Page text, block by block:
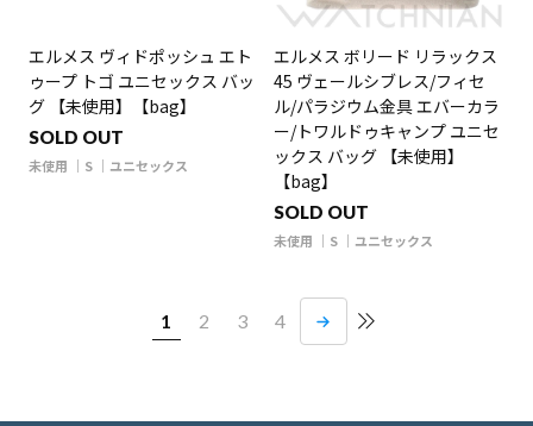
エルメス ヴィドポッシュ エト
ゥープ トゴ ユニセックス バッ
グ 【未使用】【bag】
SOLD OUT
未使用 S ユニセックス
エルメス ボリード リラックス
45 ヴェールシブレス/フィセ
ル/パラジウム金具 エバーカラ
ー/トワルドゥキャンプ ユニセ
ックス バッグ 【未使用】
【bag】
SOLD OUT
未使用 S ユニセックス
1 2 3 4